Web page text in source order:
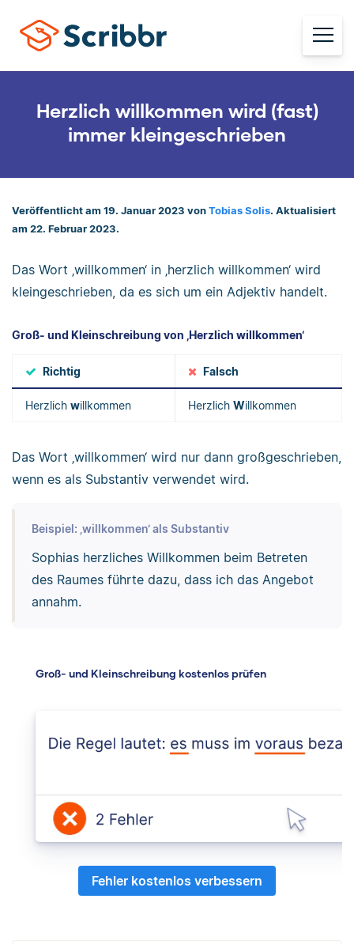
Herzlich willkommen wird (fast)
immer kleingeschrieben
Veröffentlicht am 19. Januar 2023 von Tobias Solis. Aktualisiert
am 22. Februar 2023.
Das Wort ‚willkommen‘ in ‚herzlich willkommen‘ wird
kleingeschrieben, da es sich um ein Adjektiv handelt.
Groß- und Kleinschreibung von ‚Herzlich willkommen‘
Richtig Falsch
Herzlich willkommen Herzlich Willkommen
Das Wort ‚willkommen‘ wird nur dann großgeschrieben,
wenn es als Substantiv verwendet wird.
Beispiel: ‚willkommen‘ als Substantiv
Sophias herzliches Willkommen beim Betreten
des Raumes führte dazu, dass ich das Angebot
annahm.
Groß- und Kleinschreibung kostenlos prüfen
Fehler kostenlos verbessern